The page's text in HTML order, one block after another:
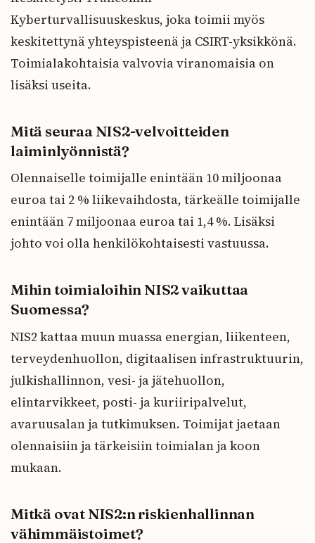
Kyberturvallisuuskeskus, joka toimii myös
keskitettynä yhteyspisteenä ja CSIRT-yksikkönä.
Toimialakohtaisia valvovia viranomaisia on
lisäksi useita.
Mitä seuraa NIS2-velvoitteiden
laiminlyönnistä?
Olennaiselle toimijalle enintään 10 miljoonaa
euroa tai 2 % liikevaihdosta, tärkeälle toimijalle
enintään 7 miljoonaa euroa tai 1,4 %. Lisäksi
johto voi olla henkilökohtaisesti vastuussa.
Mihin toimialoihin NIS2 vaikuttaa
Suomessa?
NIS2 kattaa muun muassa energian, liikenteen,
terveydenhuollon, digitaalisen infrastruktuurin,
julkishallinnon, vesi- ja jätehuollon,
elintarvikkeet, posti- ja kuriiripalvelut,
avaruusalan ja tutkimuksen. Toimijat jaetaan
olennaisiin ja tärkeisiin toimialan ja koon
mukaan.
Mitkä ovat NIS2:n riskienhallinnan
vähimmäistoimet?